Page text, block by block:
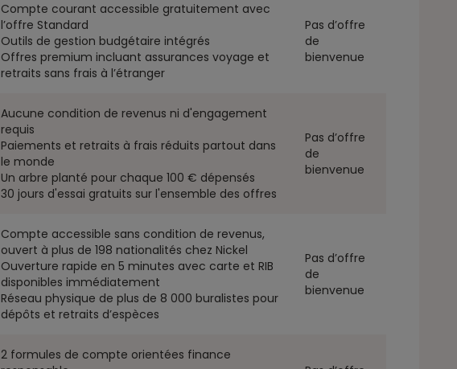
Compte courant accessible gratuitement avec
l’offre Standard
Outils de gestion budgétaire intégrés
Offres premium incluant assurances voyage et
retraits sans frais à l’étranger
Pas d’offre
de
bienvenue
Aucune condition de revenus ni d'engagement
requis
Paiements et retraits à frais réduits partout dans
le monde
Un arbre planté pour chaque 100 € dépensés
30 jours d'essai gratuits sur l'ensemble des offres
Pas d’offre
de
bienvenue
Compte accessible sans condition de revenus,
ouvert à plus de 198 nationalités chez Nickel
Ouverture rapide en 5 minutes avec carte et RIB
disponibles immédiatement
Réseau physique de plus de 8 000 buralistes pour
dépôts et retraits d’espèces
Pas d’offre
de
bienvenue
2 formules de compte orientées finance